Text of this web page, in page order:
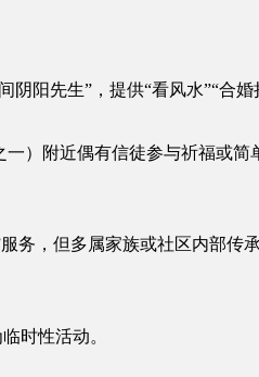
阳先生”，提供“看风水”“合
）附近偶有信徒参与祈福或简
务，但多属家族或社区内部传
时性活动。